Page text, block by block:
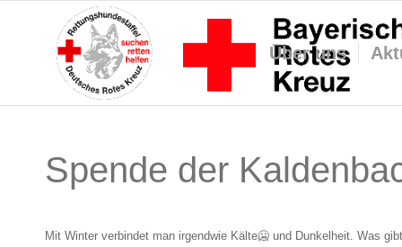
Über uns
Spende der
Mit Winter verbindet man irgendwie Kälte🥶 und Dunkelheit. Was